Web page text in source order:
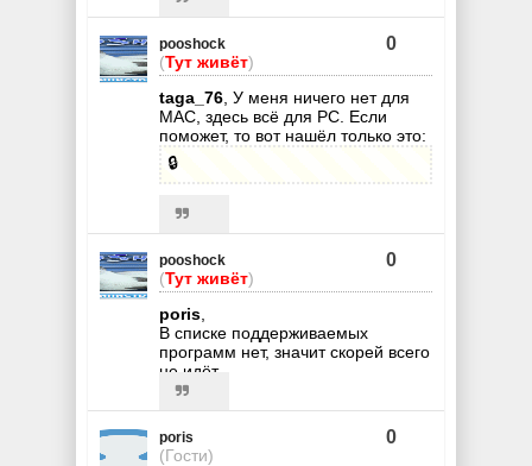
pooshock
(Тут живёт)
0
taga_76, У меня ничего нет для
MAC, здесь всё для PC. Если
поможет, то вот нашёл только это:
🔒
pooshock
(Тут живёт)
0
poris
В списке поддерживаемых
программ нет, значит скорей всего
не идёт.
poris
(Гости)
0